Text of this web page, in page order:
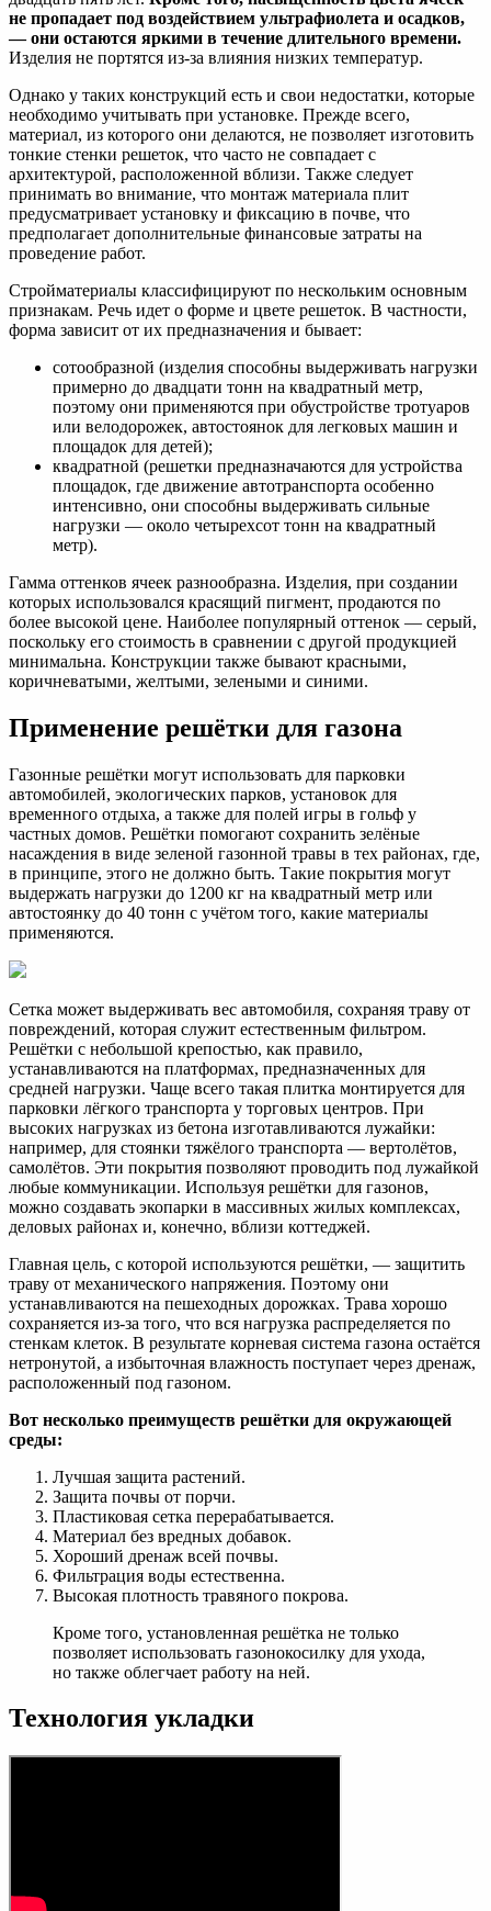
не пропадает под воздействием ультрафиолета и осадков,
— они остаются яркими в течение длительного времени.
Изделия не портятся из-за влияния низких температур.
Однако у таких конструкций есть и свои недостатки, которые
необходимо учитывать при установке. Прежде всего,
материал, из которого они делаются, не позволяет изготовить
тонкие стенки решеток, что часто не совпадает с
архитектурой, расположенной вблизи. Также следует
принимать во внимание, что монтаж материала плит
предусматривает установку и фиксацию в почве, что
предполагает дополнительные финансовые затраты на
проведение работ.
Стройматериалы классифицируют по нескольким основным
признакам. Речь идет о форме и цвете решеток. В частности,
форма зависит от их предназначения и бывает:
сотообразной (изделия способны выдерживать нагрузки
примерно до двадцати тонн на квадратный метр,
поэтому они применяются при обустройстве тротуаров
или велодорожек, автостоянок для легковых машин и
площадок для детей);
квадратной (решетки предназначаются для устройства
площадок, где движение автотранспорта особенно
интенсивно, они способны выдерживать сильные
нагрузки — около четырехсот тонн на квадратный
метр).
Гамма оттенков ячеек разнообразна. Изделия, при создании
которых использовался красящий пигмент, продаются по
более высокой цене. Наиболее популярный оттенок — серый,
поскольку его стоимость в сравнении с другой продукцией
минимальна. Конструкции также бывают красными,
коричневатыми, желтыми, зелеными и синими.
Применение решётки для газона
Газонные решётки могут использовать для парковки
автомобилей, экологических парков, установок для
временного отдыха, а также для полей игры в гольф у
частных домов. Решётки помогают сохранить зелёные
насаждения в виде зеленой газонной травы в тех районах, где,
в принципе, этого не должно быть. Такие покрытия могут
выдержать нагрузки до 1200 кг на квадратный метр или
автостоянку до 40 тонн с учётом того, какие материалы
применяются.
Сетка может выдерживать вес автомобиля, сохраняя траву от
повреждений, которая служит естественным фильтром.
Решётки с небольшой крепостью, как правило,
устанавливаются на платформах, предназначенных для
средней нагрузки. Чаще всего такая плитка монтируется для
парковки лёгкого транспорта у торговых центров. При
высоких нагрузках из бетона изготавливаются лужайки:
например, для стоянки тяжёлого транспорта — вертолётов,
самолётов. Эти покрытия позволяют проводить под лужайкой
любые коммуникации. Используя решётки для газонов,
можно создавать экопарки в массивных жилых комплексах,
деловых районах и, конечно, вблизи коттеджей.
Главная цель, с которой используются решётки, — защитить
траву от механического напряжения. Поэтому они
устанавливаются на пешеходных дорожках. Трава хорошо
сохраняется из-за того, что вся нагрузка распределяется по
стенкам клеток. В результате корневая система газона остаётся
нетронутой, а избыточная влажность поступает через дренаж,
расположенный под газоном.
Вот несколько преимуществ решётки для окружающей
среды:
Лучшая защита растений.
Защита почвы от порчи.
Пластиковая сетка перерабатывается.
Материал без вредных добавок.
Хороший дренаж всей почвы.
Фильтрация воды естественна.
Высокая плотность травяного покрова.
Кроме того, установленная решётка не только
позволяет использовать газонокосилку для ухода,
но также облегчает работу на ней.
Технология укладки